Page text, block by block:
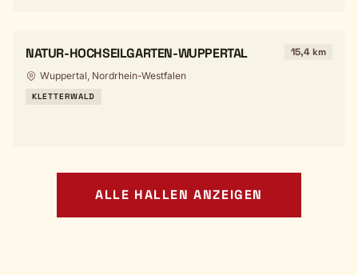
NATUR-HOCHSEILGARTEN-WUPPERTAL 15,4 km
Wuppertal, Nordrhein-Westfalen
KLETTERWALD
ALLE HALLEN ANZEIGEN